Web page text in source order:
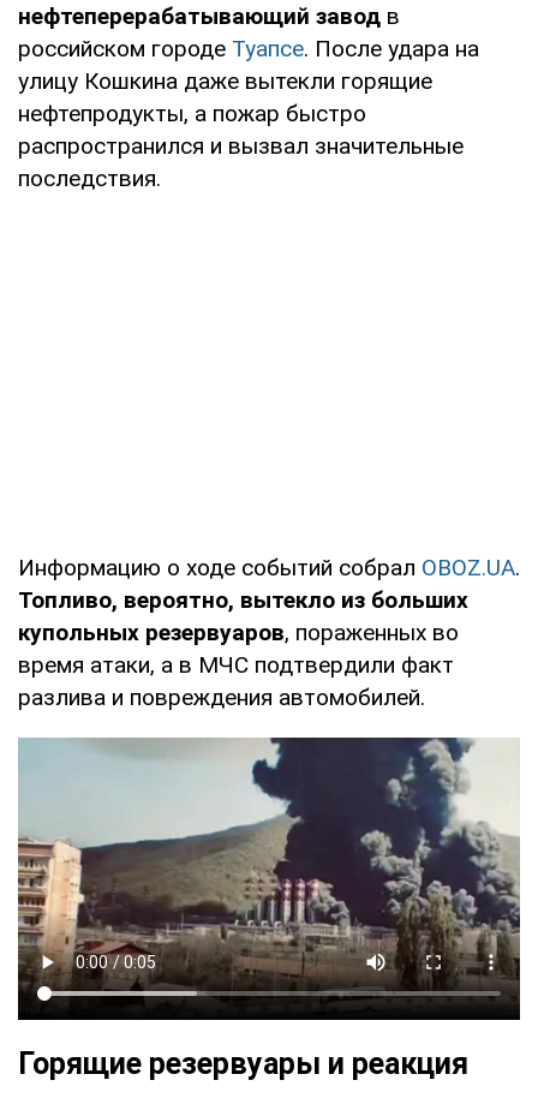
нефтеперерабатывающий завод в
российском городе Туапсе. После удара на
улицу Кошкина даже вытекли горящие
нефтепродукты, а пожар быстро
распространился и вызвал значительные
последствия.
Информацию о ходе событий собрал OBOZ.UA.
Топливо, вероятно, вытекло из больших
купольных резервуаров, пораженных во
время атаки, а в МЧС подтвердили факт
разлива и повреждения автомобилей.
Горящие резервуары и реакция